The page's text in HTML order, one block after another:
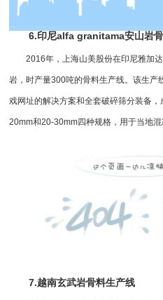
6.印尼alfa granitama安山岩骨
2016年，上海山美股份在印尼雅加达
岩，时产量300吨的骨料生产线。该生产
戏网址的解决方案和全套破碎筛分装备
20mm和20-30mm四种规格，用于当地混
7.越南玄武岩骨料生产线